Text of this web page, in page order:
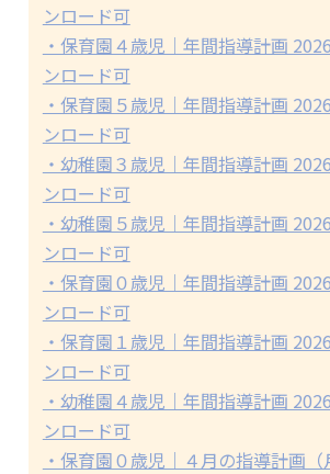
ンロード可
・保育園４歳児｜年間指導計画
ンロード可
・保育園５歳児｜年間指導計画
ンロード可
・幼稚園３歳児｜年間指導計画
ンロード可
・幼稚園５歳児｜年間指導計画
ンロード可
・保育園０歳児｜年間指導計画
ンロード可
・保育園１歳児｜年間指導計画
ンロード可
・幼稚園４歳児｜年間指導計画
ンロード可
・保育園０歳児｜４月の指導計画